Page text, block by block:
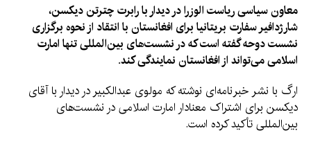
معاون سیاسی ریاست الوزرا در دیدار با رابرت چترتن دیکسن،
شارژدافیر سفارت بریتانیا برای افغانستان با انتقاد از نحوه برگزاری
نشست دوحه گفته است که در نشست‌های بین‌المللی تنها امارت
اسلامی می‌تواند از افغانستان نمایندگی کند.
ارگ با نشر خبرنامه‌ای نوشته که مولوی عبدالکبیر در دیدار با آقای
دیکسن برای اشتراک معنادار امارت اسلامی در نشست‌های
بین‌المللی تأکید کرده است.